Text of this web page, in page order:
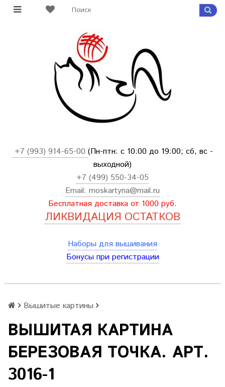
+7 (993) 914-65-00 (Пн-птн: с 10:00 до 19:00; сб, вс -
выходной)
+7 (499) 550-34-05
Email: moskartyna@mail.ru
Бесплатная доставка от 1000 руб.
ЛИКВИДАЦИЯ ОСТАТКОВ
Наборы для вышивания
Бонусы при регистрации
Вышитые картины
ВЫШИТАЯ КАРТИНА
БЕРЕЗОВАЯ ТОЧКА. АРТ.
3016-1